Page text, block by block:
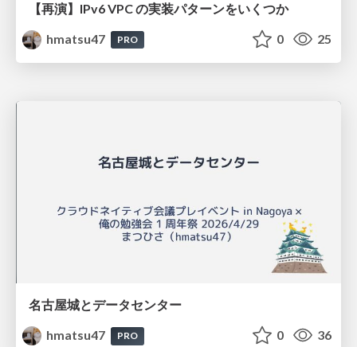
【再演】IPv6 VPC の実装パターンをいくつか
hmatsu47
PRO 0 25
名古屋城とデータセンター
hmatsu47
PRO 0 36